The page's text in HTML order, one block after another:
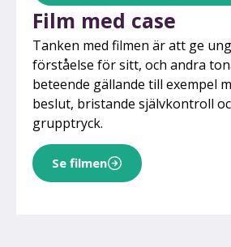
Film med case
Tanken med filmen är att ge
förståelse för sitt, och andra
beteende gällande till exempel
beslut, bristande självkontroll
grupptryck.
Se filmen